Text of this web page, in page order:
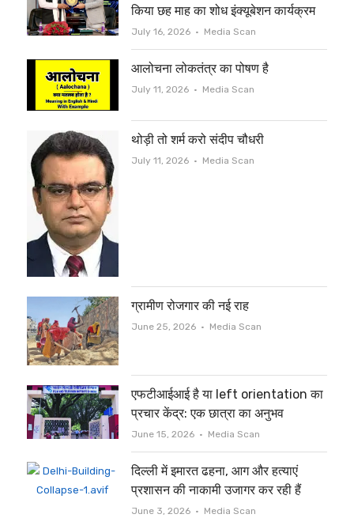
किया छह माह का शोध इंक्यूबेशन कार्यक्रम
July 16, 2026 Author
Media Scan
आलोचना लोकतंत्र का पोषण है
July 11, 2026 Author
Media Scan
थोड़ी तो शर्म करो संदीप चौधरी
July 11, 2026 Author
Media Scan
ग्रामीण रोजगार की नई राह
June 25, 2026 Author
Media Scan
एफटीआईआई है या left orientation का
प्रचार केंद्र: एक छात्रा का अनुभव
June 15, 2026 Author
Media Scan
दिल्ली में इमारत ढहना, आग और हत्याएं
प्रशासन की नाकामी उजागर कर रही हैं
June 3, 2026 Author
Media Scan